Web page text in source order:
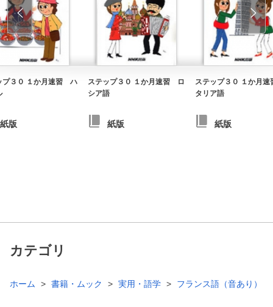
プ３０ １か月速習 ハ
紙版
ステップ３０ １か月速習 ロ
シア語
紙版
ステップ３０ １か月
タリア語
紙版
カテゴリ
ホーム 書籍・ムック 実用・語学 フランス語（音あり）